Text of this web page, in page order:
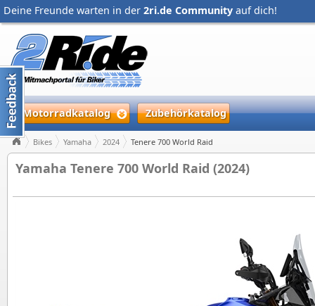
Deine Freunde warten in der 2ri.de Community auf dich!
Motorradkatalog Zubehörkatalog
Bikes Yamaha 2024 Tenere 700 World Raid
Yamaha Tenere 700 World Raid (2024)